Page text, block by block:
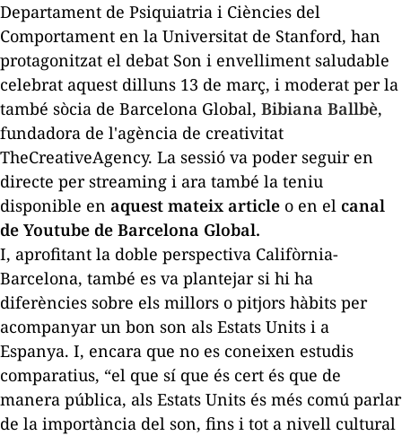
Departament de Psiquiatria i Ciències del
Comportament en la Universitat de Stanford, han
protagonitzat el debat Son i envelliment saludable
celebrat aquest dilluns 13 de març, i moderat per la
també sòcia de Barcelona Global, Bibiana Ballbè,
fundadora de l'agència de creativitat
TheCreativeAgency. La sessió va poder seguir en
directe per streaming i ara també la teniu
disponible en aquest mateix article o en el canal
de Youtube de Barcelona Global.
I, aprofitant la doble perspectiva Califòrnia-
Barcelona, també es va plantejar si hi ha
diferències sobre els millors o pitjors hàbits per
acompanyar un bon son als Estats Units i a
Espanya. I, encara que no es coneixen estudis
comparatius, “el que sí que és cert és que de
manera pública, als Estats Units és més comú parlar
de la importància del son, fins i tot a nivell cultural